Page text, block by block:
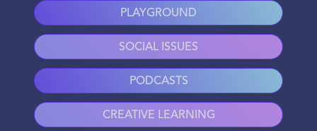
PLAYGROUND
SOCIAL ISSUES
PODCASTS
CREATIVE LEARNING